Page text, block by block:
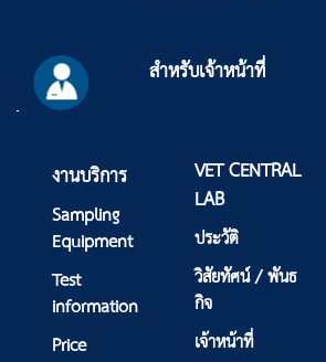
สำหรับเจ้าหน้าที่
งานบริการ
Sampling
Equipment
Test
information
Price
VET CENTRAL
LAB
ประวัติ
วิสัยทัศน์ / พันธ
กิจ
เจ้าหน้าที่